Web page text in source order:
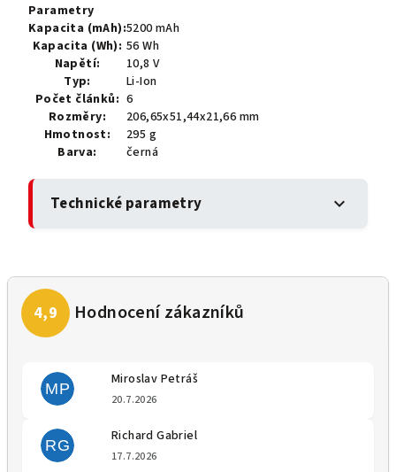
Parametry
Kapacita (mAh):5200 mAh
Kapacita (Wh): 56 Wh
Napětí:
10,8 V
Typ:
Li-Ion
Počet článků: 6
Rozměry:
206,65x51,44x21,66 mm
Hmotnost:
295 g
Barva:
černá
Technické parametry expand_more
MP
Miroslav Petráš
20.7.2026
RG
Richard Gabriel
17.7.2026